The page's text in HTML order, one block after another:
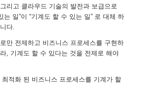
리고 클라우드 기술의 발전과 보급으로
는 일”이 “기계도 할 수 있는 일” 로 대체 하
다.
만 전제하고 비즈니스 프로세스를 구현하
, 기계도 할 수 있다는 것을 전제로 해야
적화 된 비즈니스 프로세스를 기계가 할